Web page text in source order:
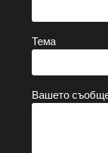
Тема
Вашето